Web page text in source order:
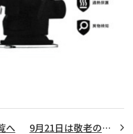
へ 9月21日は敬老の日！